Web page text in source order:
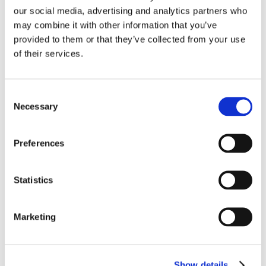
our social media, advertising and analytics partners who
may combine it with other information that you’ve
provided to them or that they’ve collected from your use
of their services.
Selection
Necessary
Preferences
Statistics
Marketing
Verhindert den
Bräunungseffekt durch schnelles Einfrieren der
Kruste und präzise Temperaturkontrolle.
Feinstaub-Management:
Hygienisches Design:
Videos
von OctoCore die Qualität von geriebenem, gewürfeltem
und ganzem Käse bewahren. Sehen Sie sich jetzt